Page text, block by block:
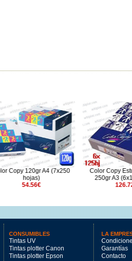
Color Copy Estucado gloss
250gr A3 (6x125 hojas)
CONSUMIBLES
Tintas UV
Tintas plotter Canon
Tintas plotter Epson
LA
Garantías
Contacto